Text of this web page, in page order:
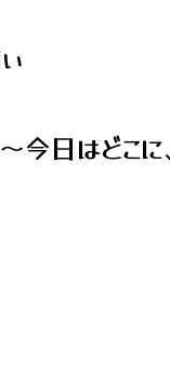
～今日はどこ